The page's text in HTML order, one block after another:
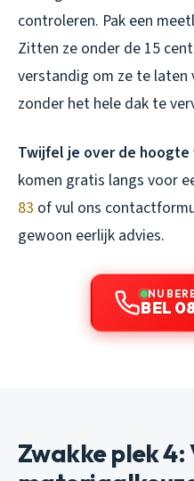
controleren. Pak een
Zitten ze onder de 15
verstandig om ze te laten
zonder het hele dak te
Twijfel je over de hoogte
komen gratis langs voor
83 of vul ons
gewoon eerlijk advies.
NU
BEL
Zwakke plek 4: